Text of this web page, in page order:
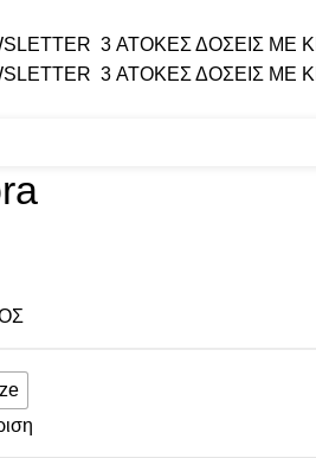
3 ΑΤΟΚΕΣ ΔΟΣΕΙΣ ΜΕ
3 ΑΤΟΚΕΣ ΔΟΣΕΙΣ ΜΕ